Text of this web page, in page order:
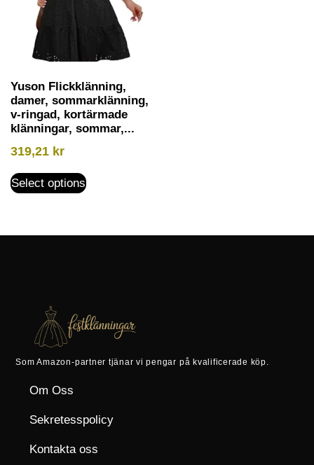
Yuson Flickklänning,
damer, sommarklänning,
v-ringad, kortärmade
klänningar, sommar,...
319,21 kr
Select options
Som Amazon-partner tjänar vi pengar på kvalificerade köp.
Om Oss
Sekretesspolicy
Kontakta oss